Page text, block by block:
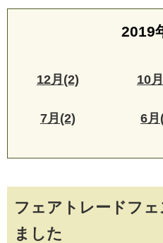
フェアトレードフ
ました
2019
12月(2) 10
7月(2) 6月